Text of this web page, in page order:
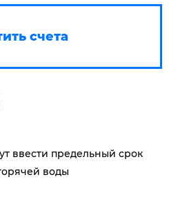
счета
ввести предельный срок
воды